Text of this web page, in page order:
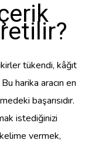
tükendi, kâğıt
harika aracın en
başarısıdır.
istediğinizi
vermek,